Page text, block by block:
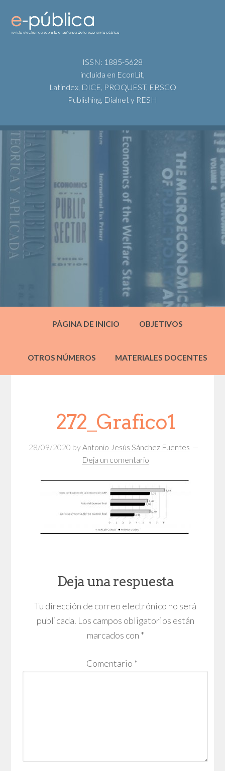
ISSN: 1885-5628
incluida en EconLit,
Latindex, DICE, PROQUEST, EBSCO
Publishing, Dialnet y RESH
PÁGINA DE INICIO OBJETIVOS
OTROS NÚMEROS MATERIALES DOCENTES
272_Grafico1
28/09/2020 by Antonio Jesús Sánchez Fuentes
Deja un comentario
Deja una respuesta
Tu dirección de correo electrónico no será
publicada. Los campos obligatorios están
marcados con *
Comentario *